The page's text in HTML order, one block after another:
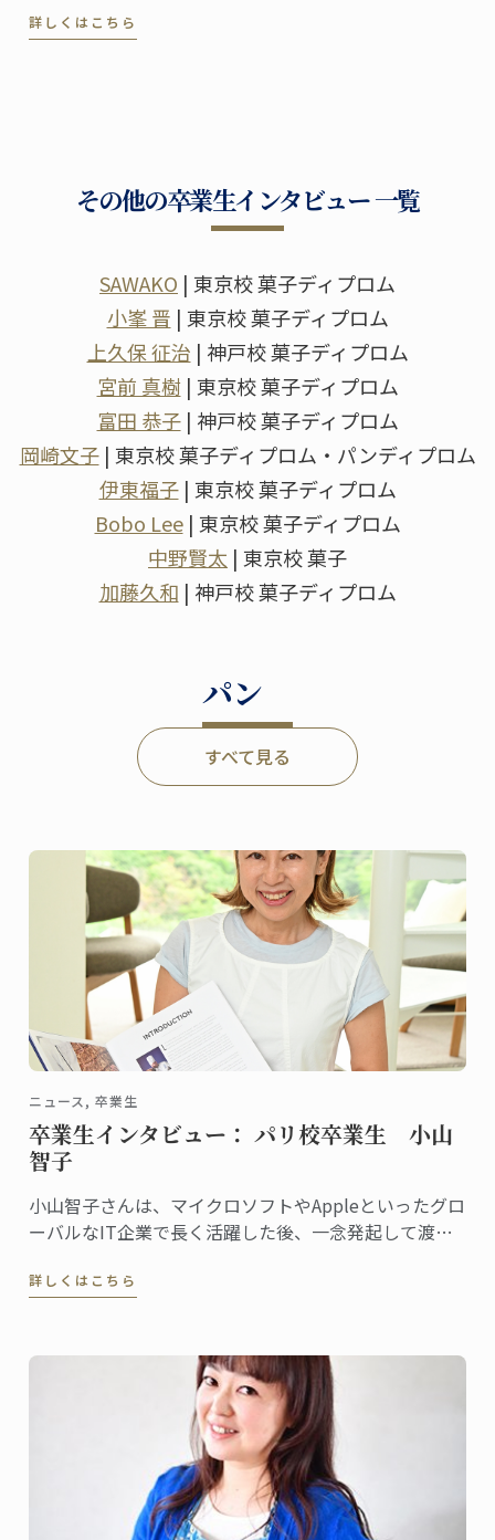
詳しくはこちら
その他の卒業生インタビュー 一覧
SAWAKO | 東京校 菓子ディプロム
小峯 晋 | 東京校 菓子ディプロム
上久保 征治 | 神戸校 菓子ディプロム
宮前 真樹| 東京校 菓子ディプロム
富田 恭子| 神戸校 菓子ディプロム
岡崎文子| 東京校 菓子ディプロム・パンディプロム
伊東福子| 東京校 菓子ディプロム
Bobo Lee| 東京校 菓子ディプロム
中野賢太 | 東京校 菓子
加藤久和 | 神戸校 菓子ディプロム
パン
すべて見る
ニュース, 卒業生
卒業生インタビュー： パリ校卒業生 小山
智子
小山智子さんは、マイクロソフトやAppleといったグロ
ーバルなIT企業で長く活躍した後、一念発起して渡
た。
詳しくはこちら